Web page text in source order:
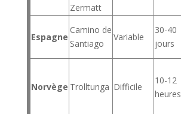
Zermatt
Espagne
Camino de
Santiago
Variable
30-40
jours
Norvège Trolltunga Difficile
10-12
heures